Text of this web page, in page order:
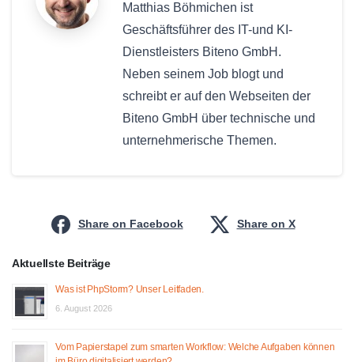
Matthias Böhmichen ist
Geschäftsführer des IT-und KI-
Dienstleisters Biteno GmbH.
Neben seinem Job blogt und
schreibt er auf den Webseiten der
Biteno GmbH über technische und
unternehmerische Themen.
Share on Facebook Share on X
Aktuellste Beiträge
Was ist PhpStorm? Unser Leitfaden.
6. August 2026
Vom Papierstapel zum smarten Workflow: Welche Aufgaben können